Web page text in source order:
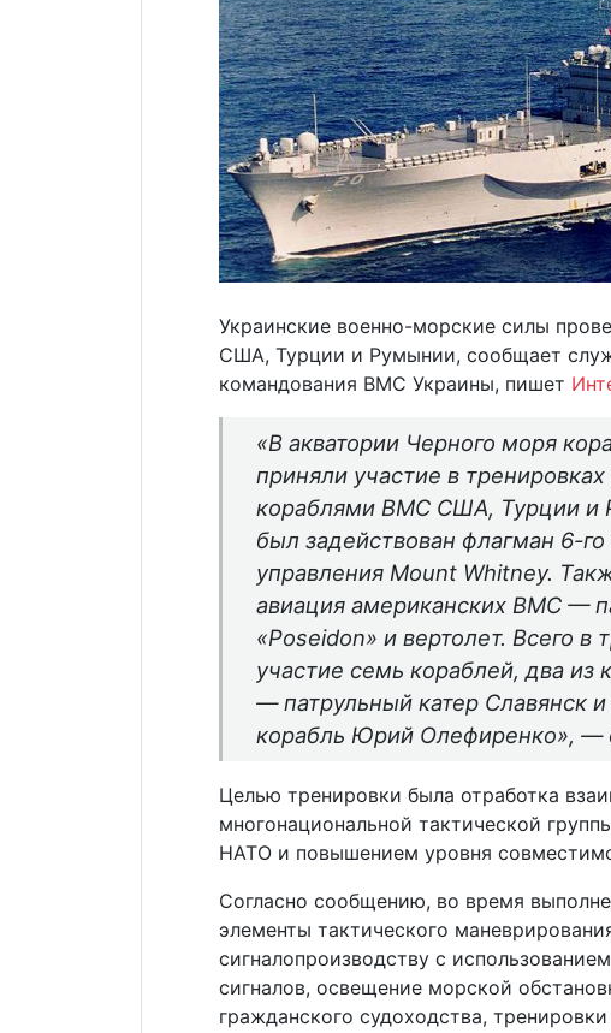
Украинские военно-морские силы
США, Турции и Румынии, сообщает
командования ВМС Украины, пишет
«В акватории Черного моря
приняли участие в тренировках
кораблями ВМС США, Турции и
был задействован флагман 6-
управления Mount Whitney.
авиация американских ВМС —
«Poseidon» и вертолет. Всего в
участие семь кораблей, два из
— патрульный катер Славянск
корабль Юрий Олефиренко», —
Целью тренировки была отработка
многонациональной тактической
НАТО и повышением уровня
Согласно сообщению, во время
элементы тактического
сигналопроизводству с
сигналов, освещение морской
гражданского судоходства,